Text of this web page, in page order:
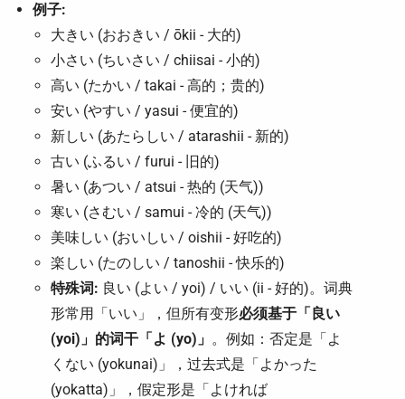
例子:
大きい (おおきい / ōkii - 大的)
小さい (ちいさい / chiisai - 小的)
高い (たかい / takai - 高的；贵的)
安い (やすい / yasui - 便宜的)
新しい (あたらしい / atarashii - 新的)
古い (ふるい / furui - 旧的)
暑い (あつい / atsui - 热的 (天气))
寒い (さむい / samui - 冷的 (天气))
美味しい (おいしい / oishii - 好吃的)
楽しい (たのしい / tanoshii - 快乐的)
特殊词: 良い (よい / yoi) / いい (ii - 好的)。词典
形常用「いい」，但所有变形必须基于「良い
(yoi)」的词干「よ (yo)」 。例如：否定是「よ
くない (yokunai)」，过去式是「よかった
(yokatta)」，假定形是「よければ